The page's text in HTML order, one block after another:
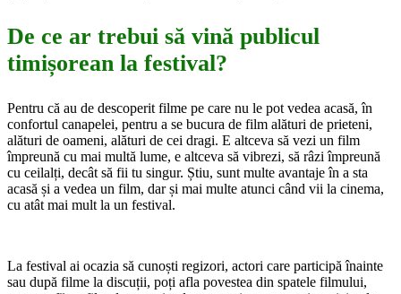
De ce ar trebui să vină publicul
timișorean la festival?
Pentru că au de descoperit filme pe care nu le pot vedea acasă, în
confortul canapelei, pentru a se bucura de film alături de prieteni,
alături de oameni, alături de cei dragi. E altceva să vezi un film
împreună cu mai multă lume, e altceva să vibrezi, să râzi împreună
cu ceilalți, decât să fii tu singur. Știu, sunt multe avantaje în a sta
acasă și a vedea un film, dar și mai multe atunci când vii la cinema,
cu atât mai mult la un festival.
La festival ai ocazia să cunoști regizori, actori care participă înainte
sau după filme la discuții, poți afla povestea din spatele filmului,